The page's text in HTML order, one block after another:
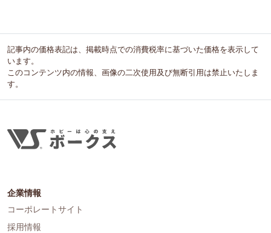
記事内の価格表記は、掲載時点での消費税率に基づいた価格を表示して
います。
このコンテンツ内の情報、画像の二次使用及び無断引用は禁止いたしま
す。
企業情報
コーポレートサイト
採用情報